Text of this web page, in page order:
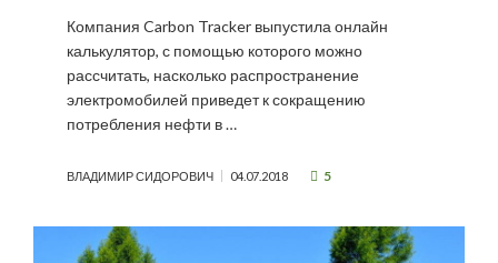
Компания Carbon Tracker выпустила онлайн
калькулятор, с помощью которого можно
рассчитать, насколько распространение
электромобилей приведет к сокращению
потребления нефти в …
ВЛАДИМИР СИДОРОВИЧ 04.07.2018 5